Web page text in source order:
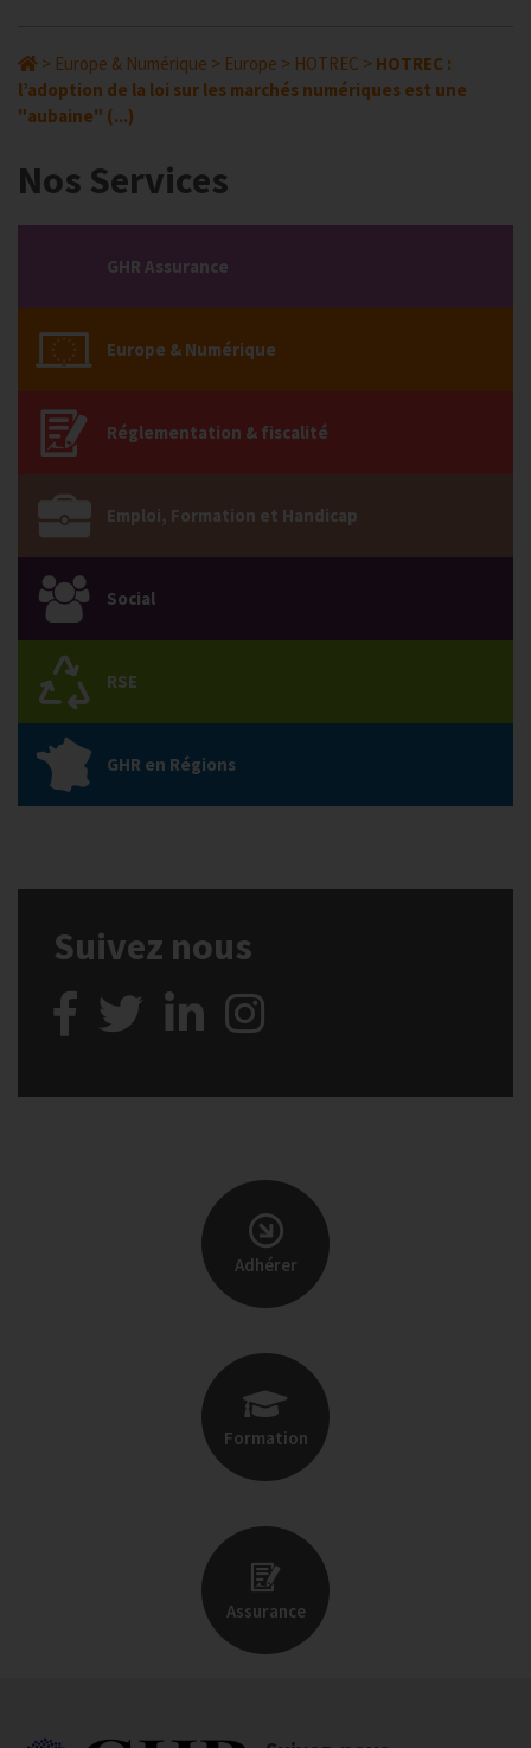
> Europe & Numérique > Europe > HOTREC > HOTREC :
l’adoption de la loi sur les marchés numériques est une
"aubaine" (...)
Nos Services
GHR Assurance
Europe & Numérique
Réglementation & fiscalité
Emploi, Formation et Handicap
Social
RSE
GHR en Régions
Suivez nous
Adhérer
Formation
Assurance